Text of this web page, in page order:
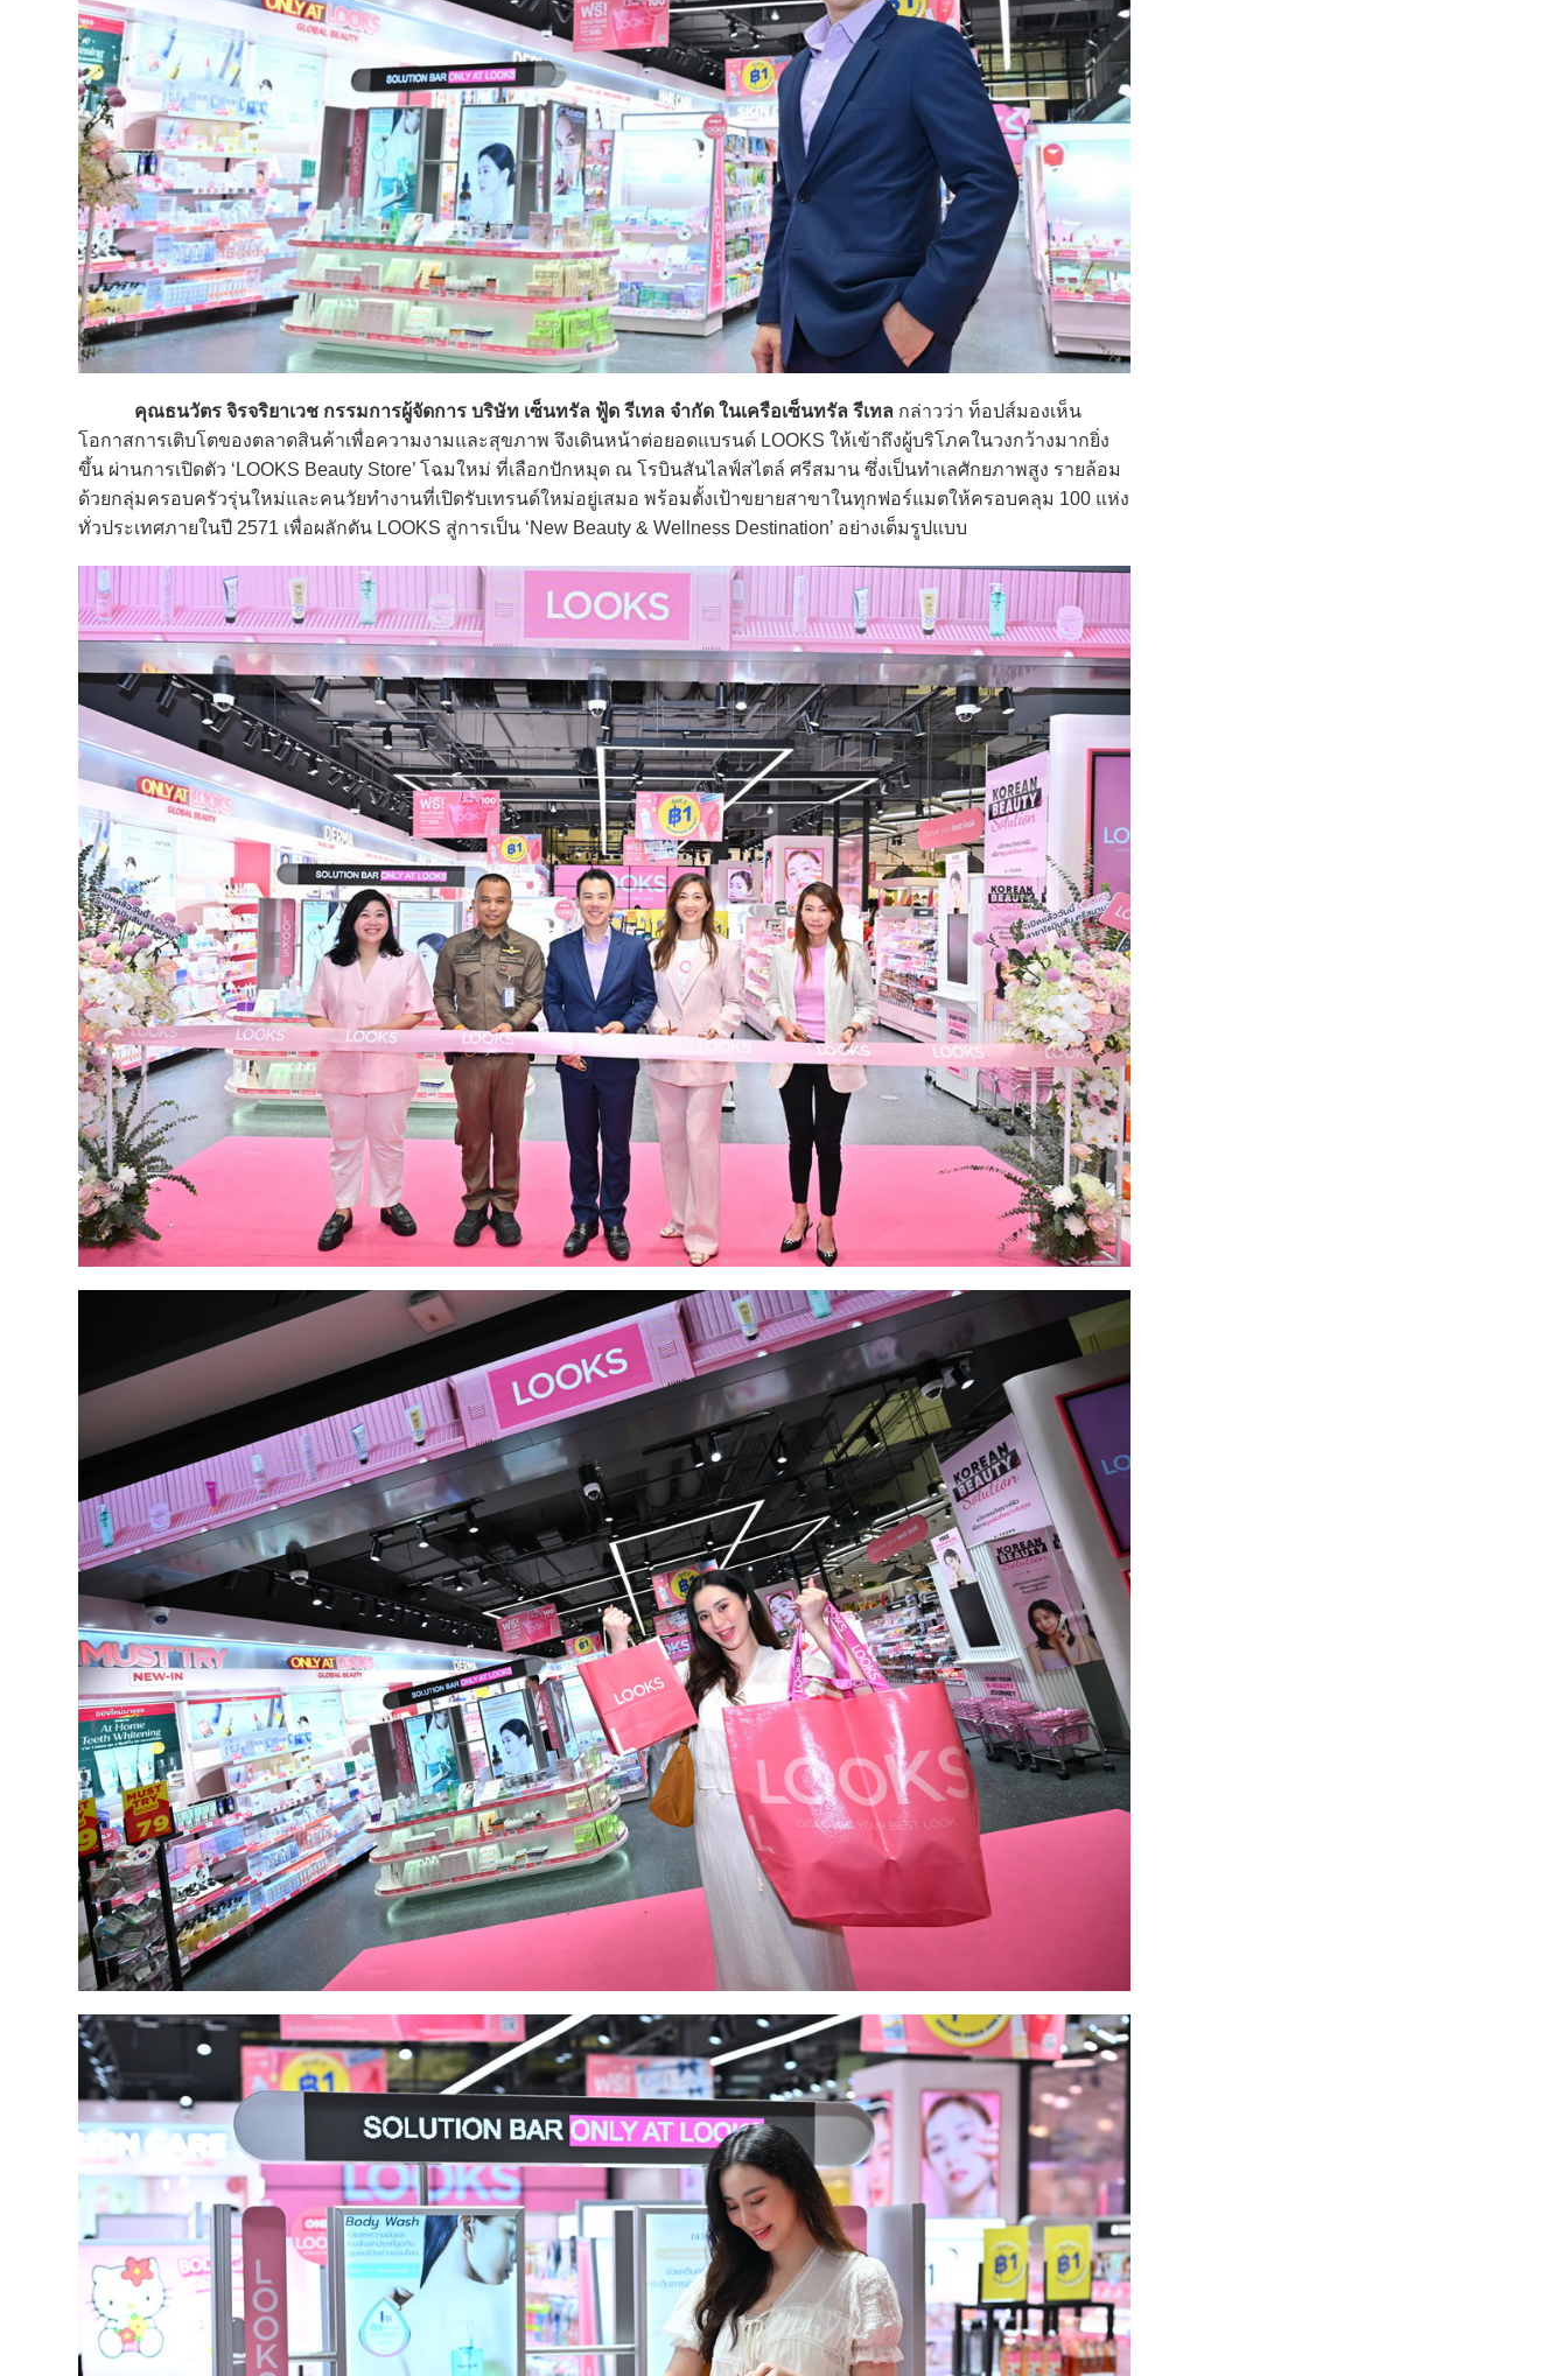
คุณธนวัตร จิรจริยาเวช กรรมการผู้จัดการ บริษัท เซ็นทรัล ฟู้ด รีเทล จำกัด ในเครือเซ็นทรัล รีเทล กล่าวว่า ท็อปส์มองเห็น
โอกาสการเติบโตของตลาดสินค้าเพื่อความงามและสุขภาพ จึงเดินหน้าต่อยอดแบรนด์ LOOKS ให้เข้าถึงผู้บริโภคในวงกว้างมากยิ่ง
ขึ้น ผ่านการเปิดตัว ‘LOOKS Beauty Store’ โฉมใหม่ ที่เลือกปักหมุด ณ โรบินสันไลฟ์สไตล์ ศรีสมาน ซึ่งเป็นทำเลศักยภาพสูง รายล้อม
ด้วยกลุ่มครอบครัวรุ่นใหม่และคนวัยทำงานที่เปิดรับเทรนด์ใหม่อยู่เสมอ พร้อมตั้งเป้าขยายสาขาในทุกฟอร์แมตให้ครอบคลุม 100 แห่ง
ทั่วประเทศภายในปี 2571 เพื่อผลักดัน LOOKS สู่การเป็น ‘New Beauty & Wellness Destination’ อย่างเต็มรูปแบบ